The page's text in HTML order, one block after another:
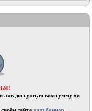
доступную вам сумму на